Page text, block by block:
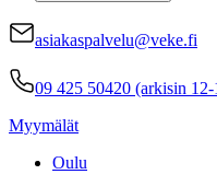
asiakaspalvelu@veke.fi
09 425 50420 (arkisin
Myymälät
Oulu